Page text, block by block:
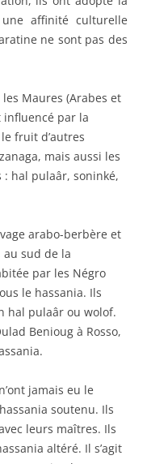
affinité culturelle
ne sont pas des
Maures (Arabes et
influencé par la
fruit d’autres
mais aussi les
hal pulaâr, soninké,
arabo-berbère et
sud de la
par les Négro
le hassania. Ils
hal pulaâr ou wolof.
Benioug à Rosso,
jamais eu le
soutenu. Ils
leurs maîtres. Ils
altéré. Il s’agit